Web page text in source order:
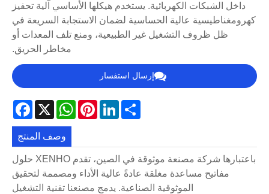
داخل الشبكات الكهربائية. يستخدم هيكلها الأساسي آلية تحفيز
كهرومغناطيسية عالية الحساسية لضمان الاستجابة السريعة في
ظل ظروف التشغيل غير الطبيعية، ومنع تلف المعدات أو
مخاطر الحريق.
إرسال استفسار
X
WhatsAppPinterestLinkedInShare
وصف المنتج
باعتبارها شركة مصنعة موثوقة في الصين، تقدم XENHO حلول
مفاتيح مساعدة مغلقة عادةً عالية الأداء ومصممة لتحقيق
الموثوقية الصناعية. يدمج مصنعنا تقنية التشغيل